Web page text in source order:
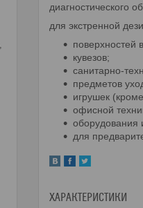
диагностического
для экстренной
поверхностей
кувезов;
санитарно-
предметов
игрушек
офисной
оборудования
для
ХАРАКТЕРИСТИКИ